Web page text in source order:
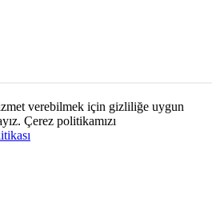
verebilmek için gizliliğe uygun
Çerez politikamızı